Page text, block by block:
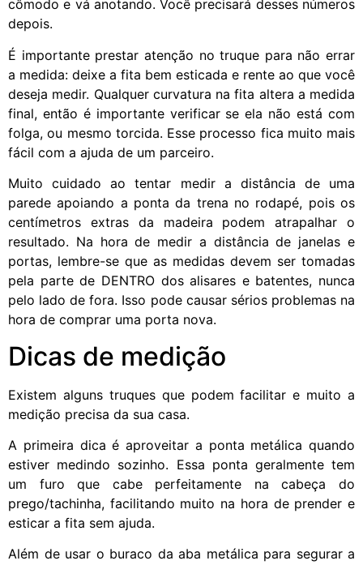
cômodo e vá anotando. Você precisará desses números
depois.
É importante prestar atenção no truque para não errar
a medida: deixe a fita bem esticada e rente ao que você
deseja medir. Qualquer curvatura na fita altera a medida
final, então é importante verificar se ela não está com
folga, ou mesmo torcida. Esse processo fica muito mais
fácil com a ajuda de um parceiro.
Muito cuidado ao tentar medir a distância de uma
parede apoiando a ponta da trena no rodapé, pois os
centímetros extras da madeira podem atrapalhar o
resultado. Na hora de medir a distância de janelas e
portas, lembre-se que as medidas devem ser tomadas
pela parte de DENTRO dos alisares e batentes, nunca
pelo lado de fora. Isso pode causar sérios problemas na
hora de comprar uma porta nova.
Dicas de medição
Existem alguns truques que podem facilitar e muito a
medição precisa da sua casa.
A primeira dica é aproveitar a ponta metálica quando
estiver medindo sozinho. Essa ponta geralmente tem
um furo que cabe perfeitamente na cabeça do
prego/tachinha, facilitando muito na hora de prender e
esticar a fita sem ajuda.
Além de usar o buraco da aba metálica para segurar a